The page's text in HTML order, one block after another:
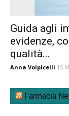
Guida agli
evidenze,
qualità...
Anna Volpicelli 15
Farmacia